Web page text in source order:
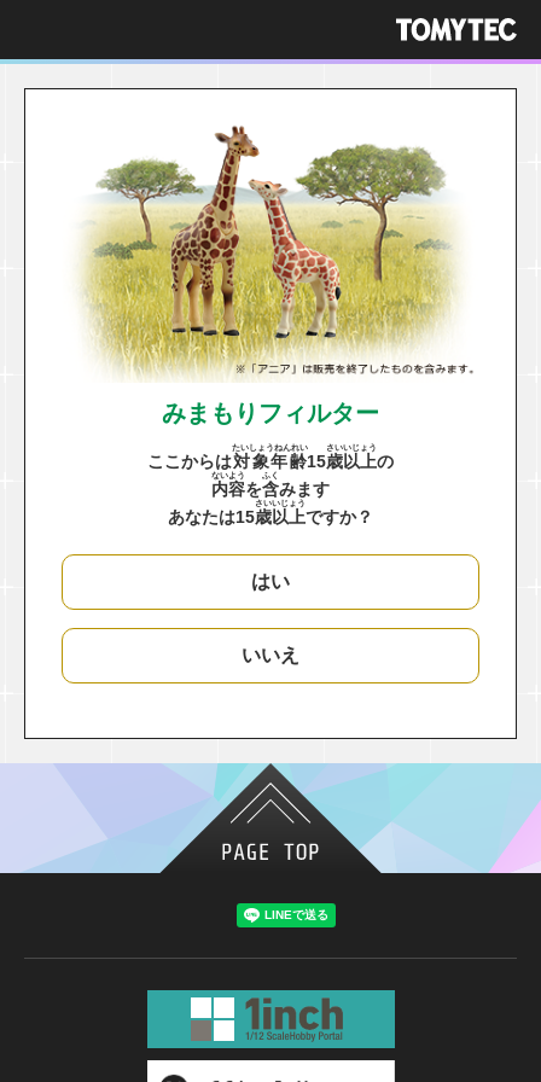
みまもりフィルター
ここからは対象年齢
たいしょうねんれい
15歳
さい
以上
いじょう
の
内容
ないよう
を含
ふく
みます
あなたは15歳
さい
以上
いじょう
ですか？
はい
いいえ